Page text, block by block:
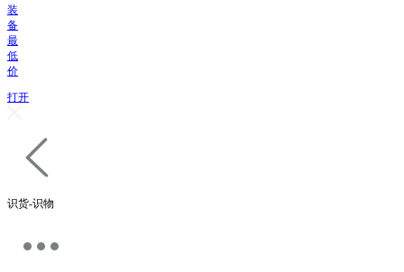
装
备
最
低
价
打开
识货-识物